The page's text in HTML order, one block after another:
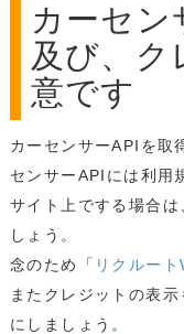
カーセン
及び、ク
意です
カーセンサーAPIを取
センサーAPIには利用
サイト上でする場合
しょう。
念のため「 リクルー
またクレジットの表
にしましょう。